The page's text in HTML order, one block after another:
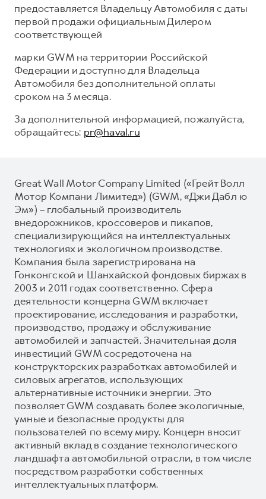
предоставляется Владельцу Автомобиля с даты
первой продажи официальным Дилером
соответствующей
марки GWM на территории Российской
Федерации и доступно для Владельца
Автомобиля без дополнительной оплаты
сроком на 3 месяца.
За дополнительной информацией, пожалуйста,
обращайтесь: pr@haval.ru
Great Wall Motor Company Limited («Грейт Волл
Мотор Компани Лимитед») (GWM, «Джи Дабл ю
Эм») – глобальный производитель
внедорожников, кроссоверов и пикапов,
специализирующийся на интеллектуальных
технологиях и экологичном производстве.
Компания была зарегистрирована на
Гонконгской и Шанхайской фондовых биржах в
2003 и 2011 годах соответственно. Сфера
деятельности концерна GWM включает
проектирование, исследования и разработки,
производство, продажу и обслуживание
автомобилей и запчастей. Значительная доля
инвестиций GWM сосредоточена на
конструкторских разработках автомобилей и
силовых агрегатов, использующих
альтернативные источники энергии. Это
позволяет GWM создавать более экологичные,
умные и безопасные продукты для
пользователей по всему миру. Концерн вносит
активный вклад в создание технологического
ландшафта автомобильной отрасли, в том числе
посредством разработки собственных
интеллектуальных платформ.